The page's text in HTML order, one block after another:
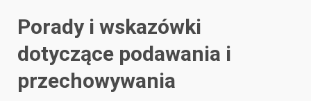
Porady i wskazówki
dotyczące podawania i
przechowywania